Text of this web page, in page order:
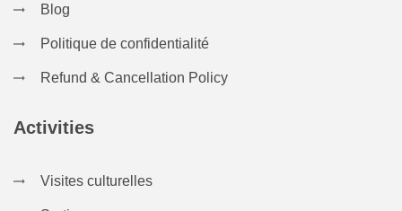
Blog
Politique de confidentialité
Refund & Cancellation Policy
Activities
Visites culturelles